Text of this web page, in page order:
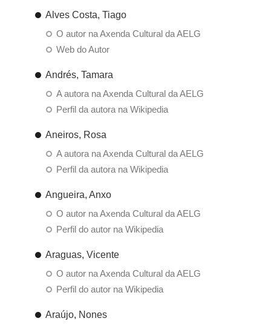
Alves Costa, Tiago
O autor na Axenda Cultural da AELG
Web do Autor
Andrés, Tamara
A autora na Axenda Cultural da AELG
Perfil da autora na Wikipedia
Aneiros, Rosa
A autora na Axenda Cultural da AELG
Perfil da autora na Wikipedia
Angueira, Anxo
O autor na Axenda Cultural da AELG
Perfil do autor na Wikipedia
Araguas, Vicente
O autor na Axenda Cultural da AELG
Perfil do autor na Wikipedia
Araújo, Nones